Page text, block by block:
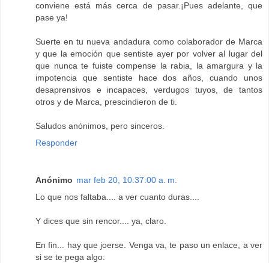
conviene está más cerca de pasar.¡Pues adelante, que
pase ya!
Suerte en tu nueva andadura como colaborador de Marca
y que la emoción que sentiste ayer por volver al lugar del
que nunca te fuiste compense la rabia, la amargura y la
impotencia que sentiste hace dos años, cuando unos
desaprensivos e incapaces, verdugos tuyos, de tantos
otros y de Marca, prescindieron de ti.
Saludos anónimos, pero sinceros.
Responder
Anónimo mar feb 20, 10:37:00 a. m.
Lo que nos faltaba.... a ver cuanto duras....
Y dices que sin rencor.... ya, claro.
En fin... hay que joerse. Venga va, te paso un enlace, a ver
si se te pega algo: